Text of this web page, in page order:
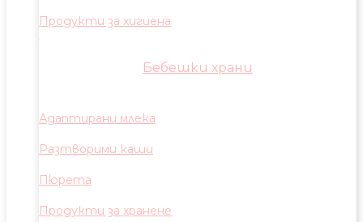
Продукти за хигиена
Бебешки храни
Адаптирани млека
Разтворими каши
Пюрета
Продукти за хранене